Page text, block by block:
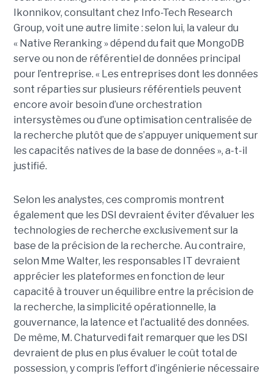
Ikonnikov, consultant chez Info-Tech Research
Group, voit une autre limite : selon lui, la valeur du
« Native Reranking » dépend du fait que MongoDB
serve ou non de référentiel de données principal
pour l’entreprise. « Les entreprises dont les données
sont réparties sur plusieurs référentiels peuvent
encore avoir besoin d’une orchestration
intersystèmes ou d’une optimisation centralisée de
la recherche plutôt que de s’appuyer uniquement sur
les capacités natives de la base de données », a-t-il
justifié.
Selon les analystes, ces compromis montrent
également que les DSI devraient éviter d’évaluer les
technologies de recherche exclusivement sur la
base de la précision de la recherche. Au contraire,
selon Mme Walter, les responsables IT devraient
apprécier les plateformes en fonction de leur
capacité à trouver un équilibre entre la précision de
la recherche, la simplicité opérationnelle, la
gouvernance, la latence et l’actualité des données.
De même, M. Chaturvedi fait remarquer que les DSI
devraient de plus en plus évaluer le coût total de
possession, y compris l’effort d’ingénierie nécessaire